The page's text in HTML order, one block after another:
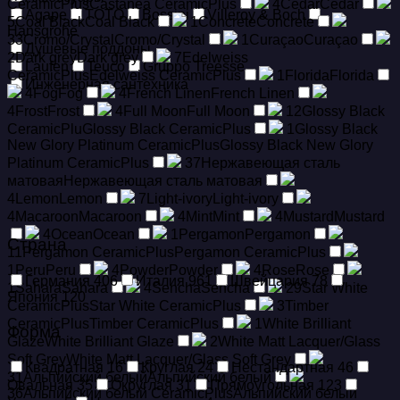
Agape
TOTO Bossini
Villeroy & Boch
Hansgrohe
Душевые поддоны
Laufen
Teuco
Gruppo Treesse
Инженерная сантехника
CeramicPlusCastanea CeramicPlus 4CedarCedar
5Coal BlackCoal Black 1ConcreteConcrete
33Cromo/Crystal Cromo/Crystal 1CuraçaoCuraçao
2Dark greyDark grey 7 Edelweiss
CeramicPlus Edelweiss CeramicPlus 1 FloridaFlorida
4FogFog 4French Linen French Linen
4 FrostFrost 4 Full Moon Full Moon 12Glossy Black
CeramicPluGlossy Black CeramicPlus 1Glossy Black
New Glory Platinum CeramicPlusGlossy Black New Glory
Platinum CeramicPlus
37 Hержавеющая сталь
матовая Hержавеющая сталь матовая
4 Lemon Lemon 7 Light-ivoryLight-ivory
4 Macaroon Macaroon 4 MintMint 4 Mustard Mustard
4OceanOcean 1 Pergamon Pergamon
11 Pergamon CeramicPlus Pergamon CeramicPlus
1Peru Peru 4 PowderPowder 4Rose Rose
1SaharaSahara 4SenchaSencha 29Star White
CeramicPlusStar White CeramicPlus 3Timber
CeramicPlusTimber CeramicPlus 1White Brilliant
GlazeWhite Brilliant Glaze 2White Matt Lacquer/Glass
Soft GreyWhite Matt Lacquer/Glass Soft Grey
31Альпийский белыйАльпийский белый
36Альпийский белый CeramicPlusАльпийский белый
Страна
Германия 406 Италия961 Швейцария78
Япония120
Форма
Квадратная 16 Круглая24 Нестандартная 46
Овальная35 Округлая31 Прямоугольная 123